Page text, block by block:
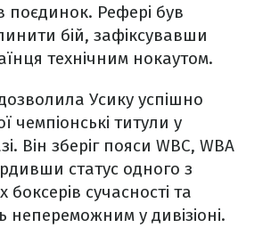
поєдинок. Рефері був
бій, зафіксувавши
технічним нокаутом.
Усику успішно
чемпіонські титули у
Він зберіг пояси WBC, WBA
статус одного з
сучасності та
у дивізіоні.